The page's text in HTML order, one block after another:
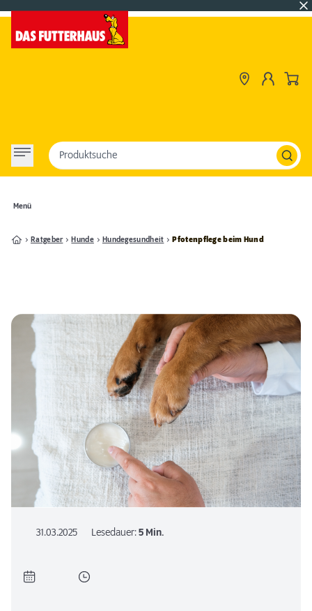
Menü
Produktsuche
Ratgeber Hunde Hundegesundheit Pfotenpflege beim Hund
31.03.2025 Lesedauer:5 Min.